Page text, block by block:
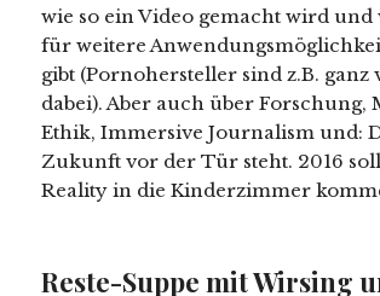
wie so ein Video gemacht wird und
für weitere
gibt (Pornohersteller sind z.B. ganz
dabei). Aber auch über Forschung,
Ethik, Immersive Journalism und:
Zukunft vor der Tür steht. 2016
Reality in die Kinderzimmer
Reste-Suppe mit Wirsing